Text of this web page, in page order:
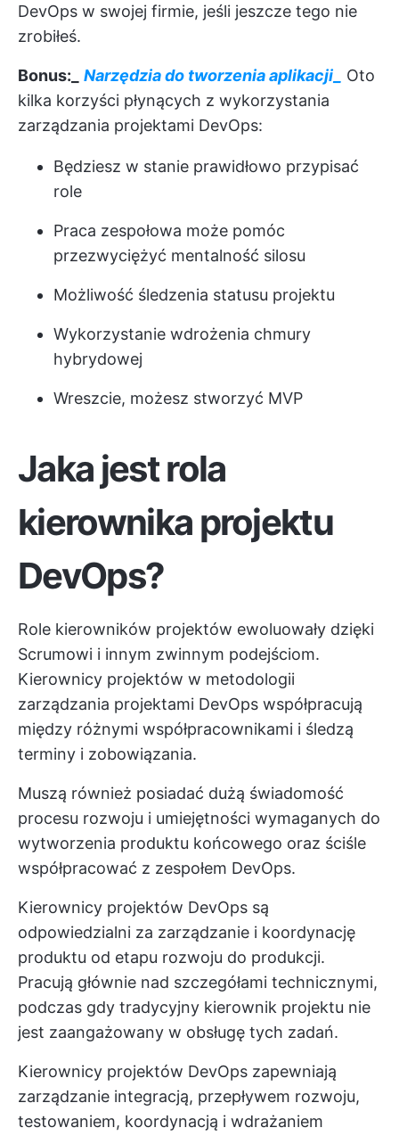
DevOps w swojej firmie, jeśli jeszcze tego nie
zrobiłeś.
Bonus:_ Narzędzia do tworzenia aplikacji_
Oto
kilka korzyści płynących z wykorzystania
zarządzania projektami DevOps:
Będziesz w stanie prawidłowo przypisać
role
Praca zespołowa może pomóc
przezwyciężyć mentalność silosu
Możliwość śledzenia statusu projektu
Wykorzystanie wdrożenia chmury
hybrydowej
Wreszcie, możesz stworzyć MVP
Jaka jest rola
kierownika projektu
DevOps?
Role kierowników projektów ewoluowały dzięki
Scrumowi i innym zwinnym podejściom.
Kierownicy projektów w metodologii
zarządzania projektami DevOps współpracują
między różnymi współpracownikami i śledzą
terminy i zobowiązania.
Muszą również posiadać dużą świadomość
procesu rozwoju i umiejętności wymaganych do
wytworzenia produktu końcowego oraz ściśle
współpracować z zespołem DevOps.
Kierownicy projektów DevOps są
odpowiedzialni za zarządzanie i koordynację
produktu od etapu rozwoju do produkcji.
Pracują głównie nad szczegółami technicznymi,
podczas gdy tradycyjny kierownik projektu nie
jest zaangażowany w obsługę tych zadań.
Kierownicy projektów DevOps zapewniają
zarządzanie integracją, przepływem rozwoju,
testowaniem, koordynacją i wdrażaniem